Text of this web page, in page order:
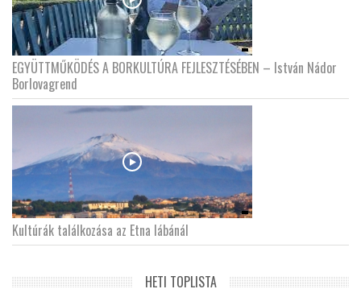
EGYÜTTMŰKÖDÉS A BORKULTÚRA FEJLESZTÉSÉBEN – István Nádor
Borlovagrend
Kultúrák találkozása az Etna lábánál
HETI TOPLISTA